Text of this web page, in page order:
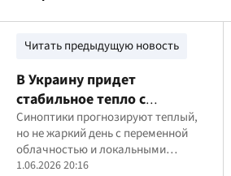
Читать предыдущую новость
В Украину придет
стабильное тепло с
локальными осадками
Синоптики прогнозируют теплый,
но не жаркий день с переменной
облачностью и локальными
осадками.
1.06.2026 20:16